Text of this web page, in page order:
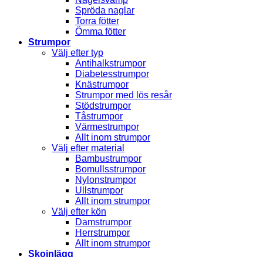
Spröda naglar
Torra fötter
Ömma fötter
Strumpor
Välj efter typ
Antihalkstrumpor
Diabetesstrumpor
Knästrumpor
Strumpor med lös resår
Stödstrumpor
Tåstrumpor
Värmestrumpor
Allt inom strumpor
Välj efter material
Bambustrumpor
Bomullsstrumpor
Nylonstrumpor
Ullstrumpor
Allt inom strumpor
Välj efter kön
Damstrumpor
Herrstrumpor
Allt inom strumpor
Skoinlägg